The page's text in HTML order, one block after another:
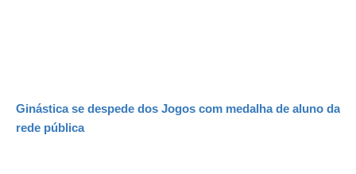
Ginástica se despede dos Jogos com medalha de aluno da
rede pública